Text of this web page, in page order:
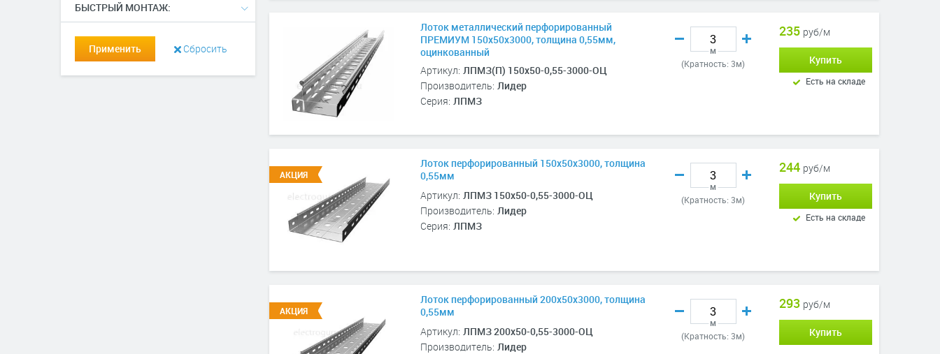
БЫСТРЫЙ МОНТАЖ:
Применить Сбросить
Лоток металлический перфорированный
ПРЕМИУМ 150х50х3000, толщина 0,55мм,
оцинкованный
Артикул: ЛПМЗ(П) 150х50-0,55-3000-ОЦ
Производитель: Лидер
Серия: ЛПМЗ
м
(Кратность: 3м)
235 руб/м
Купить
Есть на складе
Лоток перфорированный 150х50х3000, толщина
0,55мм
Артикул: ЛПМЗ 150х50-0,55-3000-ОЦ
Производитель: Лидер
Серия: ЛПМЗ
м
(Кратность: 3м)
244 руб/м
Купить
Есть на складе
АКЦИЯ
Лоток перфорированный 200х50х3000, толщина
0,55мм
Артикул: ЛПМЗ 200х50-0,55-3000-ОЦ
Производитель: Лидер
м
(Кратность: 3м)
293 руб/м
Купить
АКЦИЯ